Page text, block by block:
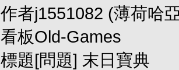
作者j1551082 (薄荷哈
看板Old-Games
標題[問題] 末日寶典